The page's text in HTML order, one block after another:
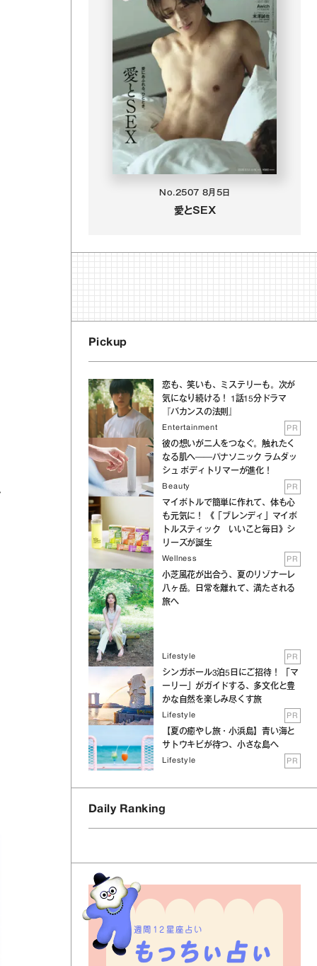
No.2507 8月5日
愛とSEX
Pickup
恋も、笑いも、ミステリーも。次が
気になり続ける！ 1話15分ドラマ
『バカンスの法則』
Entertainment PR
彼の想いが二人をつなぐ。触れたく
なる肌へ──パナソニック ラムダッ
シュ ボディトリマーが進化！
Beauty PR
マイボトルで簡単に作れて、体も心
も元気に！ 《「ブレンディ」マイボ
トルスティック いいこと毎日》シ
リーズが誕生
Wellness PR
小芝風花が出合う、夏のリゾナーレ
八ヶ岳。日常を離れて、満たされる
旅へ
Lifestyle PR
シンガポール3泊5日にご招待！ 「マ
ーリー」がガイドする、多文化と豊
かな自然を楽しみ尽くす旅
Lifestyle PR
【夏の癒やし旅・小浜島】青い海と
サトウキビが待つ、小さな島へ
Lifestyle PR
Daily Ranking
週間12星座占い